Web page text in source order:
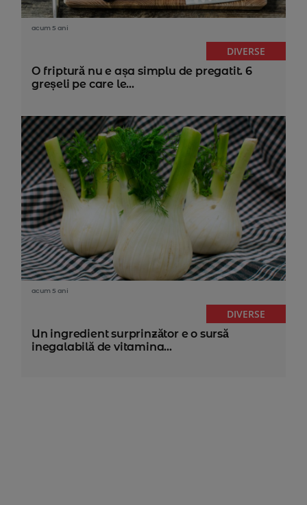
acum 5 ani
DIVERSE
O friptură nu e așa simplu de pregatit. 6
greșeli pe care le...
acum 5 ani
DIVERSE
Un ingredient surprinzător e o sursă
inegalabilă de vitamina...